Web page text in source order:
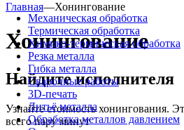
Механическая обработка
Термическая обработка
Химико-термическая обработка
Резка металла
Гибка металла
Сварочные работы
3D-печать
Литьё металла
Обработка металлов давлением
Главная—Хонингование
Хонингование
Найдите исполнителя
Узнайте стоимость хонингования.
всего пару минут